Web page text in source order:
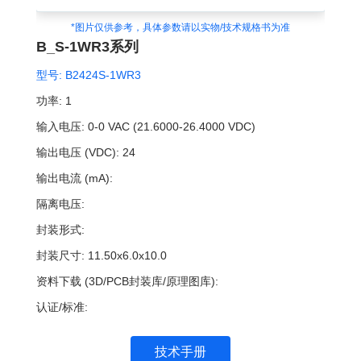
*图片仅供参考，具体参数请以实物/技术规格书为准
B_S-1WR3系列
型号: B2424S-1WR3
功率: 1
输入电压: 0-0 VAC (21.6000-26.4000 VDC)
输出电压 (VDC): 24
输出电流 (mA):
隔离电压:
封装形式:
封装尺寸: 11.50x6.0x10.0
资料下载 (3D/PCB封装库/原理图库):
认证/标准:
技术手册